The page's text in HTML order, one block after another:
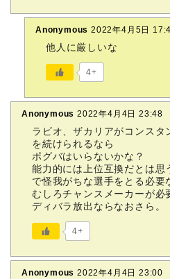
Anonymous 2022年4月5日
他人に厳しいな
4+
Anonymous 2022年4月4日 23:48
ラビオ、ザカリアがコンスタ
を続けられるなら
ポグバはいらないかな？
能力的には上位互換だとは思
で怪我がちな選手をとる必要
むしろチャンスメーカーが必
ディバラ放出ならなおさら。
4+
Anonymous 2022年4月4日 23:00